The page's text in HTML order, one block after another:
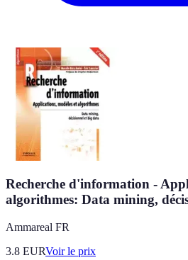
Recherche d'information -
algorithmes: Data mining,
Ammareal FR
3.8 EURVoir le prix